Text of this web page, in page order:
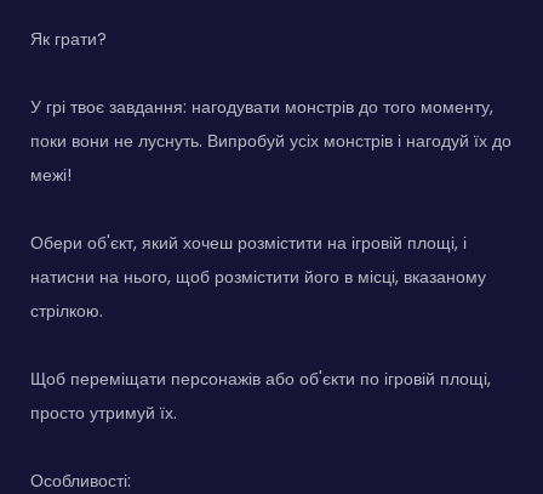
Як грати?
У грі твоє завдання: нагодувати монстрів до того моменту,
поки вони не луснуть. Випробуй усіх монстрів і нагодуй їх до
межі!
Обери об'єкт, який хочеш розмістити на ігровій площі, і
натисни на нього, щоб розмістити його в місці, вказаному
стрілкою.
Щоб переміщати персонажів або об'єкти по ігровій площі,
просто утримуй їх.
Особливості: